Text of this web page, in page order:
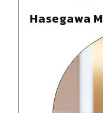
Hasegawa M